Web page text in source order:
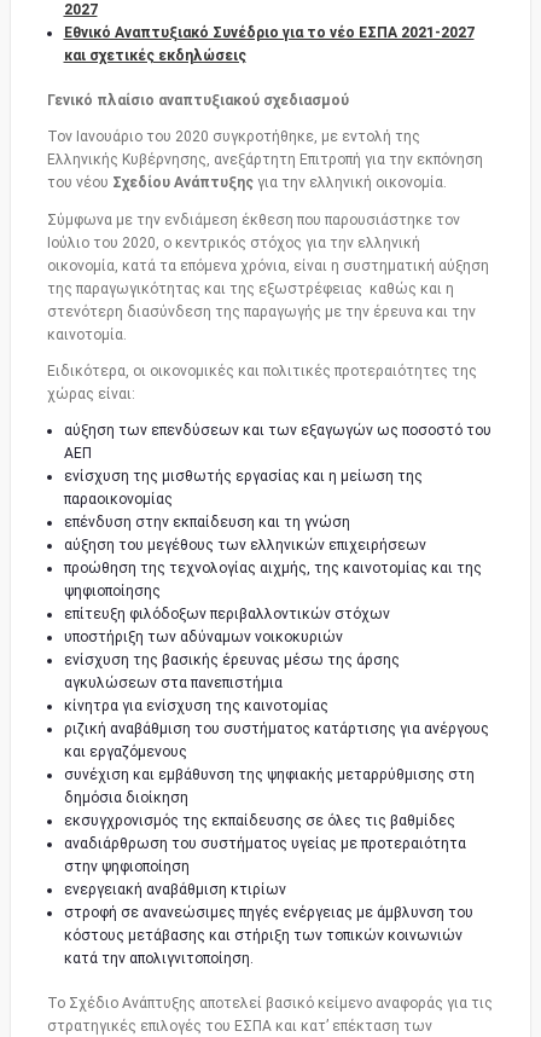
2027
Εθνικό Αναπτυξιακό Συνέδριο για το νέο ΕΣΠΑ 2021-2027
και σχετικές εκδηλώσεις
Γενικό πλαίσιο αναπτυξιακού σχεδιασμού
Τον Ιανουάριο του 2020 συγκροτήθηκε, με εντολή της
Ελληνικής Κυβέρνησης, ανεξάρτητη Επιτροπή για την εκπόνηση
του νέου Σχεδίου Ανάπτυξης για την ελληνική οικονομία.
Σύμφωνα με την ενδιάμεση έκθεση που παρουσιάστηκε τον
Ιούλιο του 2020, ο κεντρικός στόχος για την ελληνική
οικονομία, κατά τα επόμενα χρόνια, είναι η συστηματική αύξηση
της παραγωγικότητας και της εξωστρέφειας καθώς και η
στενότερη διασύνδεση της παραγωγής με την έρευνα και την
καινοτομία.
Ειδικότερα, οι οικονομικές και πολιτικές προτεραιότητες της
χώρας είναι:
αύξηση των επενδύσεων και των εξαγωγών ως ποσοστό του
ΑΕΠ
ενίσχυση της μισθωτής εργασίας και η μείωση της
παραοικονομίας
επένδυση στην εκπαίδευση και τη γνώση
αύξηση του μεγέθους των ελληνικών επιχειρήσεων
προώθηση της τεχνολογίας αιχμής, της καινοτομίας και της
ψηφιοποίησης
επίτευξη φιλόδοξων περιβαλλοντικών στόχων
υποστήριξη των αδύναμων νοικοκυριών
ενίσχυση της βασικής έρευνας μέσω της άρσης
αγκυλώσεων στα πανεπιστήμια
κίνητρα για ενίσχυση της καινοτομίας
ριζική αναβάθμιση του συστήματος κατάρτισης για ανέργους
και εργαζόμενους
συνέχιση και εμβάθυνση της ψηφιακής μεταρρύθμισης στη
δημόσια διοίκηση
εκσυγχρονισμός της εκπαίδευσης σε όλες τις βαθμίδες
αναδιάρθρωση του συστήματος υγείας με προτεραιότητα
στην ψηφιοποίηση
ενεργειακή αναβάθμιση κτιρίων
στροφή σε ανανεώσιμες πηγές ενέργειας με άμβλυνση του
κόστους μετάβασης και στήριξη των τοπικών κοινωνιών
κατά την απολιγνιτοποίηση.
Το Σχέδιο Ανάπτυξης αποτελεί βασικό κείμενο αναφοράς για τις
στρατηγικές επιλογές του ΕΣΠΑ και κατ’ επέκταση των